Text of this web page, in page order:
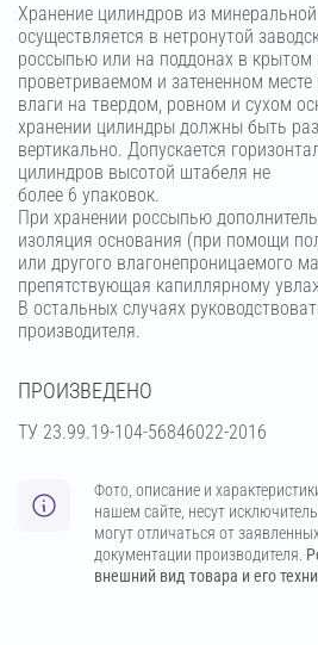
Хранение цилиндров из
осуществляется в нетронутой
россыпью или на поддонах в крытом
проветриваемом и затененном
влаги на твердом, ровном и сухом
хранении цилиндры должны быть
вертикально. Допускается
цилиндров высотой штабеля не
более 6 упаковок.
При хранении россыпью
изоляция основания (при помощи
или другого влагонепроницаемого
препятствующая капиллярному
В остальных случаях
производителя.
ПРОИЗВЕДЕНО
ТУ 23.99.19-104-56846022-2016
Фото, описание и
нашем сайте, несут
могут отличаться от
документации производителя.
внешний вид товара и его